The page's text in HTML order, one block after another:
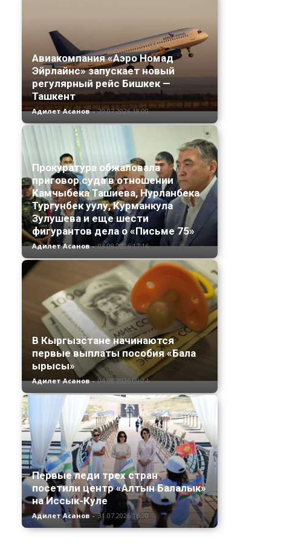
Авиакомпания «Аэро Номад
Эйрлайнс» запускает новый
регулярный рейс Бишкек —
Ташкент
Адилет Асанов - 29.07.2026 18:00
Прокуратура обжаловала
приговор суда в отношении
Камчыбека Ташиева, Нурланбека
Тургунбек уулу, Курманкула
Зулушева и еще шести
фигурантов дела о «Письме 75»
Адилет Асанов - 03.08.2026 17:16
В Кыргызстане начинаются
первые выплаты пособия «Бала
ырысы»
Адилет Асанов - 04.08.2026 09:24
Первые леди трех стран
посетили центр «Алтын Балалык»
на Иссык-Куле
Адилет Асанов - 31.07.2026 16:20